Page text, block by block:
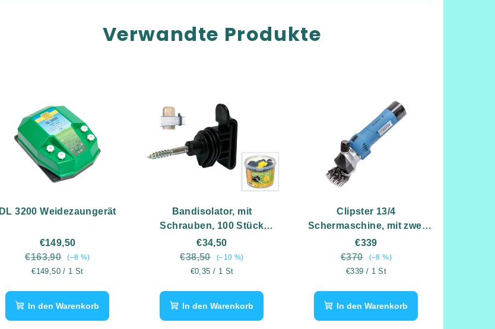
Verwandte Produkte
DL 3200 Weidezaungerät
€149,50
€163,90
(–8 %)
Verkaufspreis:
€149,50 / 1 St
In den Warenkorb
Bandisolator, mit
Schrauben, 100 Stück
+gratis
Einschraubwerkzeug.
€34,50
€38,50
(–10 %)
Verkaufspreis:
€0,35 / 1 St
In den Warenkorb
Clipster 13/4
Schermaschine, mit zwei
Akkus, für Schafe
€339
€370
(–8 %)
Verkaufspreis:
€339 / 1 St
In den Warenkorb